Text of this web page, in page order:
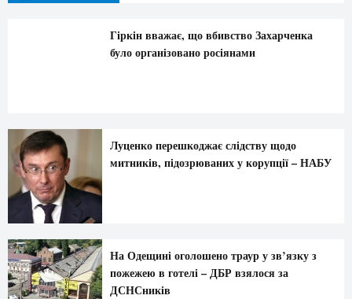
Гіркін вважає, що вбивство Захарченка
було організовано росіянами
Луценко перешкоджає слідству щодо
митників, підозрюваних у корупції – НАБУ
На Одещині оголошено траур у зв’язку з
пожежею в готелі – ДБР взялося за
ДСНСників